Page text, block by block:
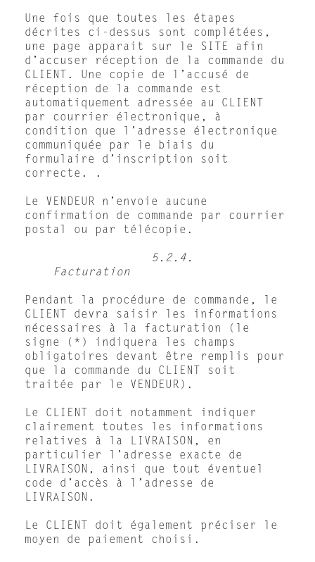
Une fois que toutes les étapes
décrites ci-dessus sont complétées,
une page apparait sur le SITE afin
d’accuser réception de la commande du
CLIENT. Une copie de l’accusé de
réception de la commande est
automatiquement adressée au CLIENT
par courrier électronique, à
condition que l’adresse électronique
communiquée par le biais du
formulaire d’inscription soit
correcte. .
Le VENDEUR n’envoie aucune
confirmation de commande par courrier
postal ou par télécopie.
5.2.4.
Facturation
Pendant la procédure de commande, le
CLIENT devra saisir les informations
nécessaires à la facturation (le
signe (*) indiquera les champs
obligatoires devant être remplis pour
que la commande du CLIENT soit
traitée par le VENDEUR).
Le CLIENT doit notamment indiquer
clairement toutes les informations
relatives à la LIVRAISON, en
particulier l’adresse exacte de
LIVRAISON, ainsi que tout éventuel
code d’accès à l’adresse de
LIVRAISON.
Le CLIENT doit également préciser le
moyen de paiement choisi.